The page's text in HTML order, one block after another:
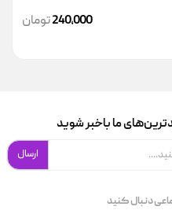
240,000تومان
ما باخبر شوید
ارسال
دنبال کنید